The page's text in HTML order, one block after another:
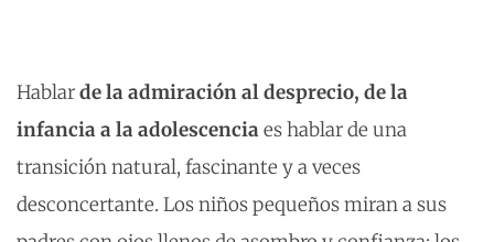
Hablarde la admiración al desprecio, de la
infancia a la adolescenciaes hablar de una
transición natural, fascinante y a veces
desconcertante. Los niños pequeños miran a sus